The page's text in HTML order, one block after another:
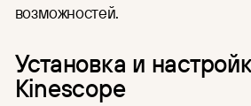
возможностей.
Установка и
Kinescope